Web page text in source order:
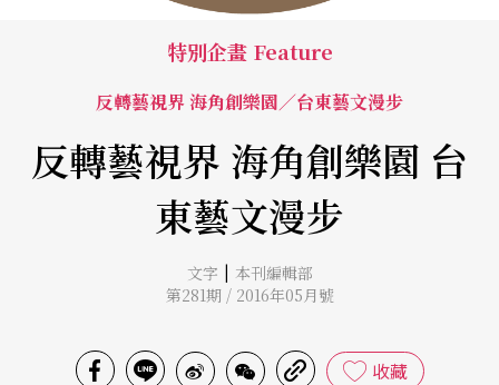
特別企畫 Feature
反轉藝視界 海角創樂園／台東藝文漫步
反轉藝視界 海角創樂園 台
東藝文漫步
文字 | 本刊編輯部
第281期 / 2016年05月號
收藏